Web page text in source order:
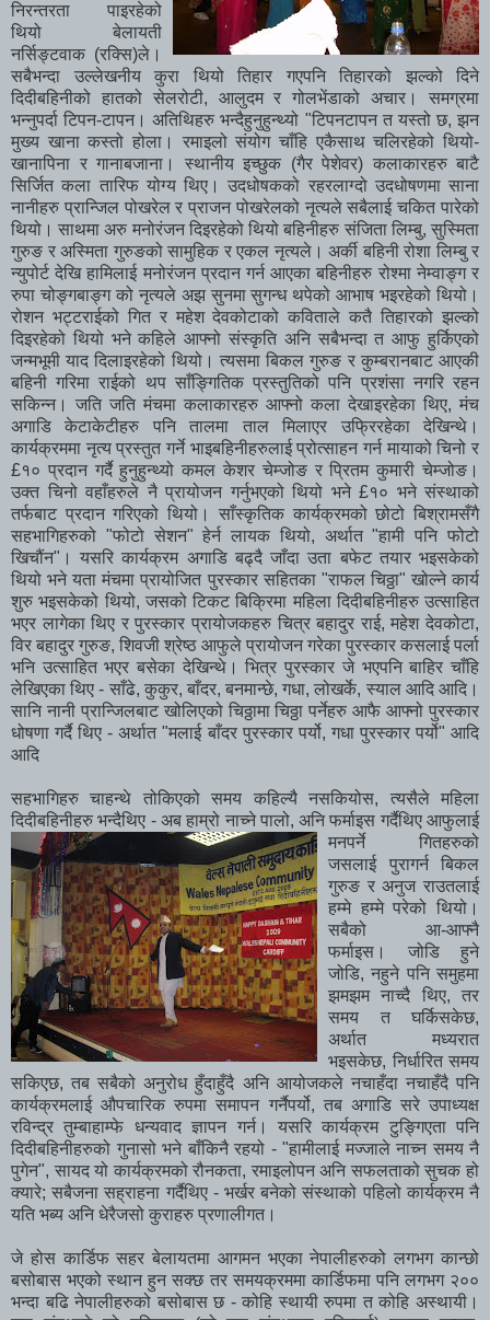
निरन्तरता पाइरहेको
थियो बेलायती
नर्सिङ्टवाक (रक्सि)ले।
सबैभन्दा उल्लेखनीय कुरा थियो तिहार गएपनि तिहारको झल्को दिने
दिदीबहिनीको हातको सेलरोटी, आलुदम र गोलभेंडाको अचार। समग्रमा
भन्नुपर्दा टिपन-टापन। अतिथिहरु भन्दैहुनुहुन्थ्यो "टिपनटापन त यस्तो छ, झन
मुख्य खाना कस्तो होला। रमाइलो संयोग चाँहि एकैसाथ चलिरहेको थियो-
खानापिना र गानाबजाना। स्थानीय इच्छुक (गैर पेशेवर) कलाकारहरु बाटै
सिर्जित कला तारिफ योग्य थिए। उदधोषकको रहरलाग्दो उदधोषणमा साना
नानीहरु प्रान्जिल पोखरेल र प्राजन पोखरेलको नृत्यले सबैलाई चकित पारेको
थियो। साथमा अरु मनोरंजन दिइरहेको थियो बहिनीहरु संजिता लिम्बु, सुस्मिता
गुरुङ र अस्मिता गुरुङको सामुहिक र एकल नृत्यले। अर्की बहिनी रोशा लिम्बु र
न्युपोर्ट देखि हामिलाई मनोरंजन प्रदान गर्न आएका बहिनीहरु रोश्मा नेम्वाङ्ग र
रुपा चोङ्गबाङ्ग को नृत्यले अझ सुनमा सुगन्ध थपेको आभाष भइरहेको थियो।
रोशन भट्टराईको गित र महेश देवकोटाको कविताले कतै तिहारको झल्को
दिइरहेको थियो भने कहिले आफ्नो संस्कृति अनि सबैभन्दा त आफु हुर्किएको
जन्मभूमी याद दिलाइरहेको थियो। त्यसमा बिकल गुरुङ र कुम्बरानबाट आएकी
बहिनी गरिमा राईको थप साँङ्गितिक प्रस्तुतिको पनि प्रशंसा नगरि रहन
सकिन्न। जति जति मंचमा कलाकारहरु आफ्नो कला देखाइरहेका थिए, मंच
अगाडि केटाकेटीहरु पनि तालमा ताल मिलाएर उफ्रिरहेका देखिन्थे।
कार्यक्रममा नृत्य प्रस्तुत गर्ने भाइबहिनीहरुलाई प्रोत्साहन गर्न मायाको चिनो र
£१० प्रदान गर्दै हुनुहुन्थ्यो कमल केशर चेम्जोङ र प्रितम कुमारी चेम्जोङ।
उक्त चिनो वहाँहरुले नै प्रायोजन गर्नुभएको थियो भने £१० भने संस्थाको
तर्फबाट प्रदान गरिएको थियो। साँस्कृतिक कार्यक्रमको छोटो बिश्रामसँगै
सहभागिहरुको "फोटो सेशन" हेर्न लायक थियो, अर्थात "हामी पनि फोटो
खिचौंन"। यसरि कार्यक्रम अगाडि बढ्दै जाँदा उता बफेट तयार भइसकेको
थियो भने यता मंचमा प्रायोजित पुरस्कार सहितका "राफल चिठ्ठा" खोल्ने कार्य
शुरु भइसकेको थियो, जसको टिकट बिक्रिमा महिला दिदीबहिनीहरु उत्साहित
भएर लागेका थिए र पुरस्कार प्रायोजकहरु चित्र बहादुर राई, महेश देवकोटा,
विर बहादुर गुरुङ, शिवजी श्रेष्ठ आफुले प्रायोजन गरेका पुरस्कार कसलाई पर्ला
भनि उत्साहित भएर बसेका देखिन्थे। भित्र पुरस्कार जे भएपनि बाहिर चाँहि
लेखिएका थिए - साँढे, कुकुर, बाँदर, बनमान्छे, गधा, लोखर्के, स्याल आदि आदि।
सानि नानी प्रान्जिलबाट खोलिएको चिठ्ठामा चिठ्ठा पर्नेहरु आफै आफ्नो पुरस्कार
धोषणा गर्दै थिए - अर्थात "मलाई बाँदर पुरस्कार पर्यो, गधा पुरस्कार पर्यो" आदि
आदि
सहभागिहरु चाहन्थे तोकिएको समय कहिल्यै नसकियोस, त्यसैले महिला
दिदीबहिनीहरु भन्दैथिए - अब हाम्रो नाच्ने पालो, अनि फर्माइस गर्दैथिए आफुलाई
मनपर्ने गितहरुको
जसलाई पुरागर्न बिकल
गुरुङ र अनुज राउतलाई
हम्मे हम्मे परेको थियो।
सबैको आ-आफ्नै
फर्माइस। जोडि हुने
जोडि, नहुने पनि समुहमा
झमझम नाच्दै थिए, तर
समय त घर्किसकेछ,
अर्थात मध्यरात
भइसकेछ, निर्धारित समय
सकिएछ, तब सबैको अनुरोध हुँदाहुँदै अनि आयोजकले नचाहँदा नचाहँदै पनि
कार्यक्रमलाई औपचारिक रुपमा समापन गर्नैपर्यो, तब अगाडि सरे उपाध्यक्ष
रविन्द्र तुम्बाहाम्फे धन्यवाद ज्ञापन गर्न। यसरि कार्यक्रम टुङ्गिएता पनि
दिदीबहिनीहरुको गुनासो भने बाँकिनै रहयो - "हामीलाई मज्जाले नाच्न समय नै
पुगेन", सायद यो कार्यक्रमको रौनकता, रमाइलोपन अनि सफलताको सुचक हो
क्यारे; सबैजना सह्राहना गर्दैथिए - भर्खर बनेको संस्थाको पहिलो कार्यक्रम नै
यति भब्य अनि धेरैजसो कुराहरु प्रणालीगत।
जे होस कार्डिफ सहर बेलायतमा आगमन भएका नेपालीहरुको लगभग कान्छो
बसोबास भएको स्थान हुन सक्छ तर समयक्रममा कार्डिफमा पनि लगभग २००
भन्दा बढि नेपालीहरुको बसोबास छ - कोहि स्थायी रुपमा त कोहि अस्थायी।